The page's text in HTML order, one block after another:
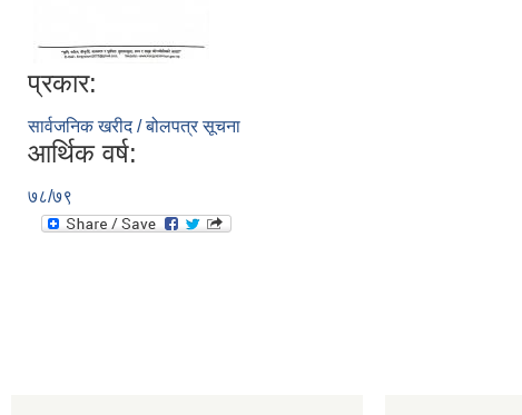
प्रकार:
सार्वजनिक खरीद / बोलपत्र सूचना
आर्थिक वर्ष:
७८/७९